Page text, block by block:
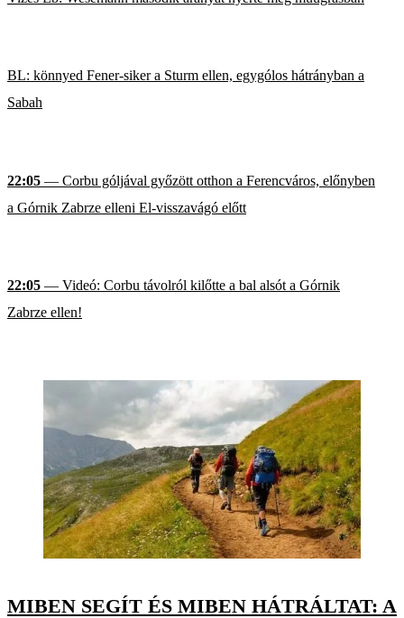
BL: könnyed Fener-siker a Sturm ellen, egygólos hátrányban a
Sabah
22:05 — Corbu góljával győzött otthon a Ferencváros, előnyben
a Górnik Zabrze elleni El-visszavágó előtt
22:05 — Videó: Corbu távolról kilőtte a bal alsót a Górnik
Zabrze ellen!
MIBEN SEGÍT ÉS MIBEN HÁTRÁLTAT: A